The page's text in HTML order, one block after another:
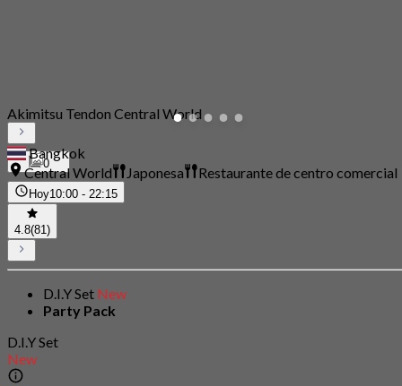
0
Akimitsu Tendon Central World
Bangkok
Central World
Japonesa Restaurante de centro comercial
Hoy10:00 - 22:15
4.8(81)
D.I.Y Set New
Party Pack
D.I.Y Set
New